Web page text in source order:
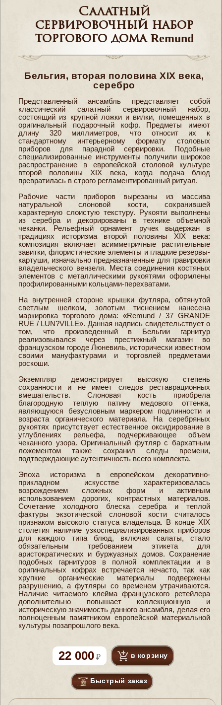
Салатный
сервировочный набор
торгового дома Remund
Бельгия, вторая половина XIX века,
серебро
Представленный ансамбль представляет собой
классический салатный сервировочный набор,
состоящий из крупной ложки и вилки, помещенных в
оригинальный подарочный кофр. Предметы имеют
длину 320 миллиметров, что относит их к
стандартному интерьерному формату столовых
приборов для парадной сервировки. Подобные
специализированные инструменты получили широкое
распространение в европейской столовой культуре
второй половины XIX века, когда подача блюд
превратилась в строго регламентированный ритуал.
Рабочие части приборов вырезаны из массива
натуральной слоновой кости, сохранившей
характерную слоистую текстуру. Рукояти выполнены
из серебра и декорированы в технике объемной
чеканки. Рельефный орнамент ручек выдержан в
традициях историзма второй половины XIX века:
композиция включает асимметричные растительные
завитки, флористические элементы и гладкие резервы-
картуши, изначально предназначенные для гравировки
владельческого вензеля. Места соединения костяных
элементов с металлическими рукоятями оформлены
профилированными кольцами-перехватами.
На внутренней стороне крышки футляра, обтянутой
светлым шелком, золотым тиснением нанесена
маркировка торгового дома: «Remund / 37 GRANDE
RUE / LUN?VILLE». Данная надпись свидетельствует о
том, что произведенный в Бельгии гарнитур
реализовывался через престижный магазин во
французском городе Люневиль, исторически известном
своими мануфактурами и торговлей предметами
роскоши.
Экземпляр демонстрирует высокую степень
сохранности и не имеет следов реставрационных
вмешательств. Слоновая кость приобрела
благородную теплую патину медового оттенка,
являющуюся безусловным маркером подлинности и
возраста органического материала. На серебряных
рукоятях присутствует естественное оксидирование в
углублениях рельефа, подчеркивающее объем
чеканного узора. Оригинальный футляр с бархатным
ложементом также сохранил следы времени,
подтверждающие аутентичность всего комплекта.
Эпоха историзма в европейском декоративно-
прикладном искусстве характеризовалась
возрождением сложных форм и активным
использованием дорогих, контрастных материалов.
Сочетание холодного блеска серебра и теплой
фактуры экзотической слоновой кости считалось
признаком высокого статуса владельца. В конце XIX
столетия наличие узкоспециализированных приборов
для каждого типа блюд, включая салаты, стало
обязательным требованием этикета для
аристократических и буржуазных домов. Сохранение
подобных гарнитуров в полной комплектации и в
оригинальных кофрах встречается нечасто, так как
хрупкие органические материалы подвержены
разрушению, а футляры со временем утрачиваются.
Наличие читаемого клейма французского ретейлера
дополнительно повышает коллекционную и
историческую значимость данного ансамбля, делая его
полноценным памятником европейской материальной
культуры позапрошлого века.
22 000 в корзину
Быстрый заказ